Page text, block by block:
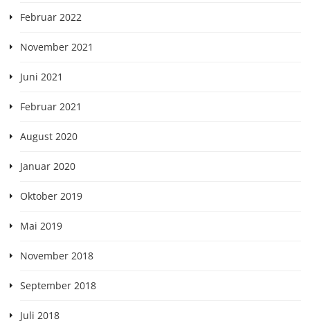
Februar 2022
November 2021
Juni 2021
Februar 2021
August 2020
Januar 2020
Oktober 2019
Mai 2019
November 2018
September 2018
Juli 2018